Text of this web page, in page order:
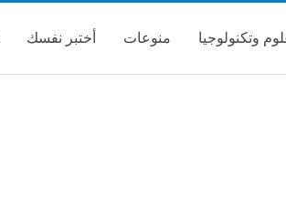
وتكنولوجيا منوعات أختبر نفسك